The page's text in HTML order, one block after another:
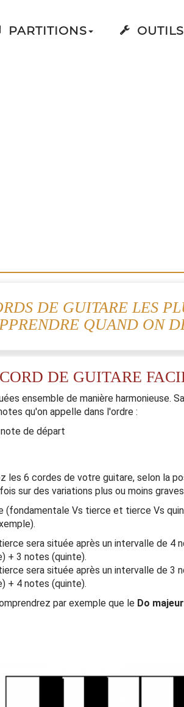
PARTITIONS OUTILS
DE GUITARE LES
QUAND ON
DE GUITARE
ensemble de manière harmonieuse.
qu'on appelle dans l'ordre :
de départ
les 6 cordes de votre guitare, selon la
sur des variations plus ou moins graves
Vs tierce et tierce Vs
sera située après un intervalle de
+ 3 notes (quinte).
sera située après un intervalle de
+ 4 notes (quinte).
par exemple que le Do majeur